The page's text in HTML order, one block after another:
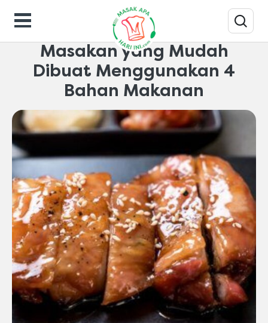
Inspirasi-dapur
Masakan yang Mudah
Dibuat Menggunakan 4
Bahan Makanan